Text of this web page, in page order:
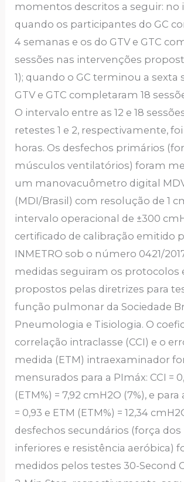
momentos descritos a seguir: no
quando os participantes do GC
4 semanas e os do GTV e GTC
sessões nas intervenções
1); quando o GC terminou a sexta
GTV e GTC completaram 18
O intervalo entre as 12 e 18
retestes 1 e 2, respectivamente, foi
horas. Os desfechos primários
músculos ventilatórios) foram
um manovacuômetro digital
(MDI/Brasil) com resolução de 1
intervalo operacional de ±300
certificado de calibração emitido
INMETRO sob o número 0421/
medidas seguiram os protocolos
propostos pelas diretrizes para
função pulmonar da Sociedade
Pneumologia e Tisiologia. O
correlação intraclasse (CCI) e o
medida (ETM) intraexaminador
mensurados para a PImáx: CCI =
(ETM%) = 7,92 cmH2O (7%), e para
= 0,93 e ETM (ETM%) = 12,34
desfechos secundários (força
inferiores e resistência aeróbica)
medidos pelos testes 30-Second